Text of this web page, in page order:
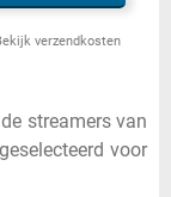
verzendkosten
streamers van
voor